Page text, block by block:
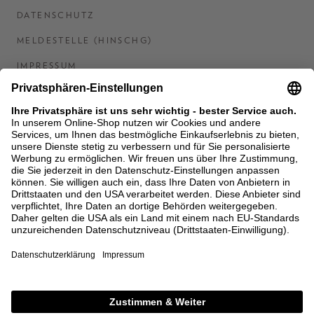
DATENSCHUTZ
MELDESTELLE (HINSCHG)
IMPRESSUM
BARRIEREFREIHEITSERKLÄRUNG
KONTAKT
COOKIES
MEN'S WORLD: BRAUN HAMBURG
Ein Unternehmen der Unger GmbH & Co. KG
EINKAUF VON 400 € NACH RETOURE, NICHT
CHECKOUT. GUTSCHEINE, REDUZIERTE ARTIKEL
SOWIE VEREINZELTE MARKEN SIND VON DER